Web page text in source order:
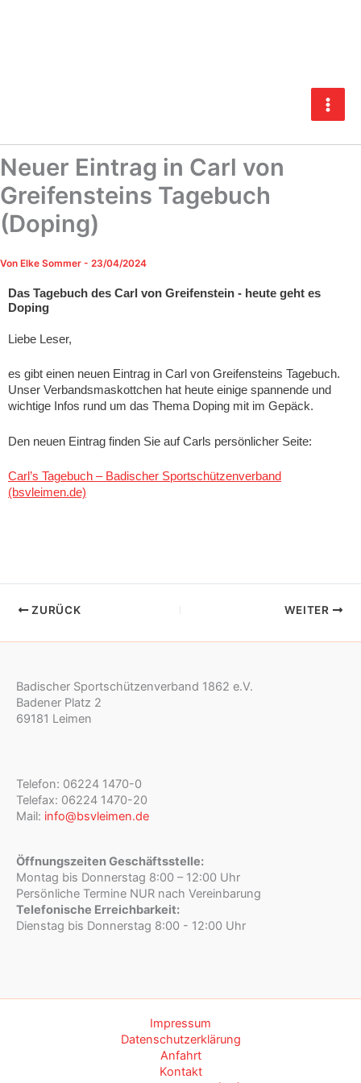
Neuer Eintrag in Carl von
Greifensteins Tagebuch
(Doping)
Von Elke Sommer - 23/04/2024
Das Tagebuch des Carl von Greifenstein - heute geht es
Doping
Liebe Leser,
es gibt einen neuen Eintrag in Carl von Greifensteins Tagebuch.
Unser Verbandsmaskottchen hat heute einige spannende und
wichtige Infos rund um das Thema Doping mit im Gepäck.
Den neuen Eintrag finden Sie auf Carls persönlicher Seite:
Carl’s Tagebuch – Badischer Sportschützenverband
(bsvleimen.de)
ZURÜCK WEITER
Badischer Sportschützenverband 1862 e.V.
Badener Platz 2
69181 Leimen
Telefon: 06224 1470-0
Telefax: 06224 1470-20
Mail: info@bsvleimen.de
Öffnungszeiten Geschäftsstelle:
Montag bis Donnerstag 8:00 – 12:00 Uhr
Persönliche Termine NUR nach Vereinbarung
Telefonische Erreichbarkeit:
Dienstag bis Donnerstag 8:00 - 12:00 Uhr
Impressum
Datenschutzerklärung
Anfahrt
Kontakt